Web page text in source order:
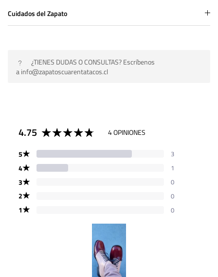
Cuidados del Zapato
¿TIENES DUDAS O CONSULTAS? Escríbenos
a info@zapatoscuarentatacos.cl
4.75 4 OPINIONES
5★ 3
4★ 1
3★ 0
2★ 0
1★ 0